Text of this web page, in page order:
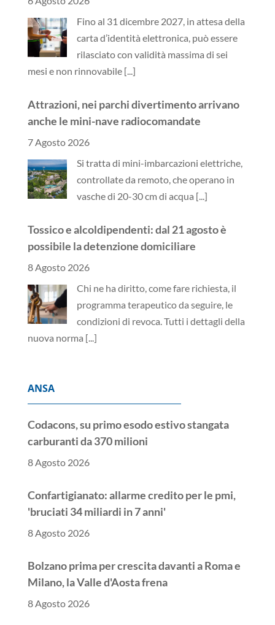
Fino al 31 dicembre 2027, in attesa della
carta d’identità elettronica, può essere
rilasciato con validità massima di sei
mesi e non rinnovabile [...]
Attrazioni, nei parchi divertimento arrivano
anche le mini-nave radiocomandate
7 Agosto 2026
Si tratta di mini-imbarcazioni elettriche,
controllate da remoto, che operano in
vasche di 20-30 cm di acqua [...]
Tossico e alcoldipendenti: dal 21 agosto è
possibile la detenzione domiciliare
8 Agosto 2026
Chi ne ha diritto, come fare richiesta, il
programma terapeutico da seguire, le
condizioni di revoca. Tutti i dettagli della
nuova norma [...]
ANSA
Codacons, su primo esodo estivo stangata
carburanti da 370 milioni
8 Agosto 2026
Confartigianato: allarme credito per le pmi,
'bruciati 34 miliardi in 7 anni'
8 Agosto 2026
Bolzano prima per crescita davanti a Roma e
Milano, la Valle d'Aosta frena
8 Agosto 2026